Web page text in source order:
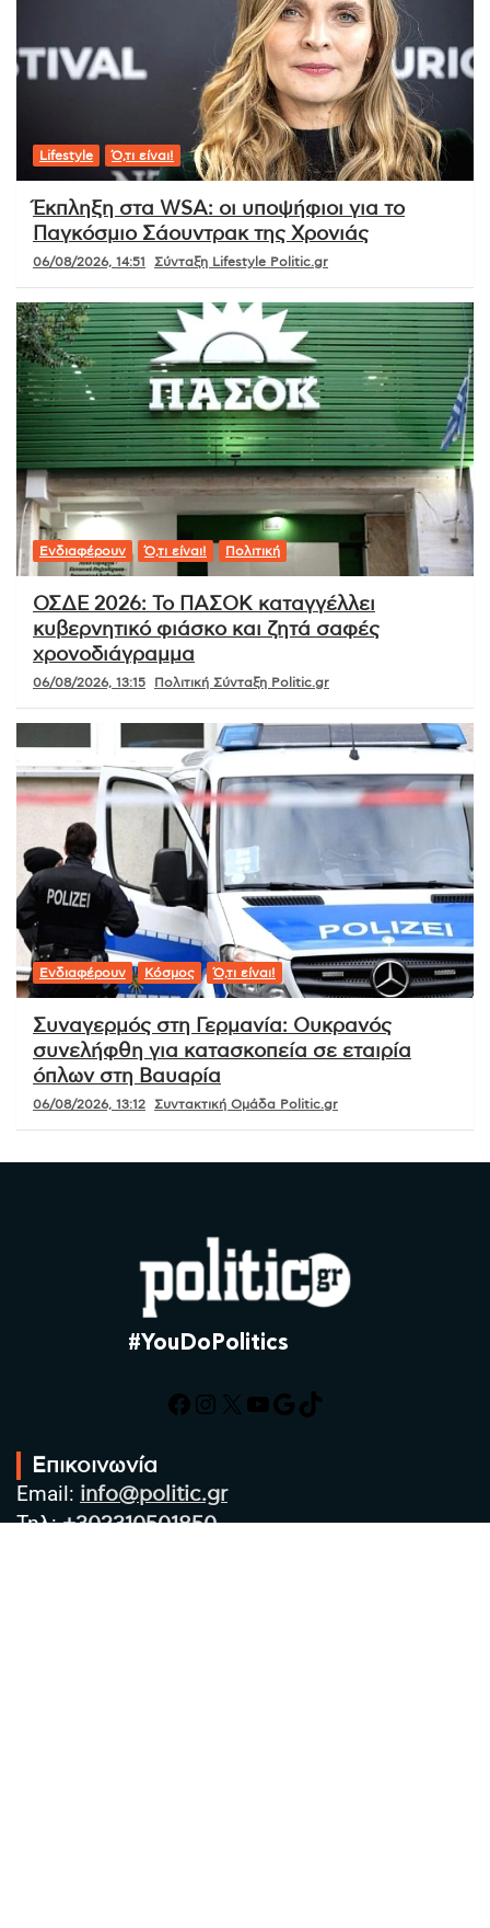
Lifestyle Ό,τι είναι!
Έκπληξη στα WSA: οι υποψήφιοι για το
Παγκόσμιο Σάουντρακ της Χρονιάς
06/08/2026, 14:51 Σύνταξη Lifestyle Politic.gr
Ενδιαφέρουν Ό,τι είναι! Πολιτική
ΟΣΔΕ 2026: Το ΠΑΣΟΚ καταγγέλλει
κυβερνητικό φιάσκο και ζητά σαφές
χρονοδιάγραμμα
06/08/2026, 13:15 Πολιτική Σύνταξη Politic.gr
Ενδιαφέρουν Κόσμος Ό,τι είναι!
Συναγερμός στη Γερμανία: Ουκρανός
συνελήφθη για κατασκοπεία σε εταιρία
όπλων στη Βαυαρία
06/08/2026, 13:12 Συντακτική Ομάδα Politic.gr
#YouDoPolitics
Facebook
Instagram
X YouTube
Google
TikTok
Επικοινωνία
Email: info@politic.gr
Τηλ:+302310501850